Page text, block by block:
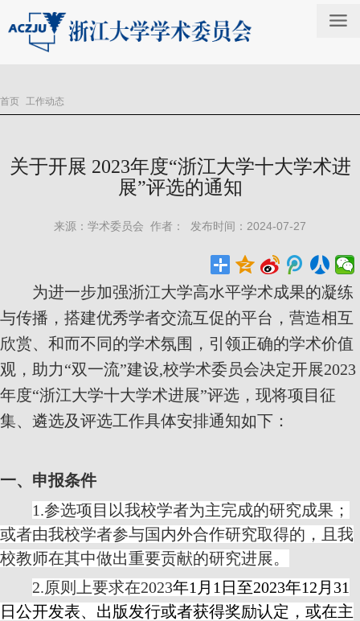
首页 工作动态
关于开展 2023年度“浙江大学十大学术进
展”评选的通知
来源：学术委员会 作者： 发布时间：2024-07-27
为进一步加强浙江大学高水平学术成果的凝练
与传播，搭建优秀学者交流互促的平台，营造相互
欣赏、和而不同的学术氛围，引领正确的学术价值
观，助力“双一流”建设,校学术委员会决定开展2023
年度“浙江大学十大学术进展”评选，现将项目征
集、遴选及评选工作具体安排通知如下：
一、申报条件
1.参选项目以我校学者为主完成的研究成果；
或者由我校学者参与国内外合作研究取得的，且我
校教师在其中做出重要贡献的研究进展。
2.原则上要求在2023年1 月 1 日至2023年12 月 31
日公开发表、出版发行或者获得奖励认定，或在主